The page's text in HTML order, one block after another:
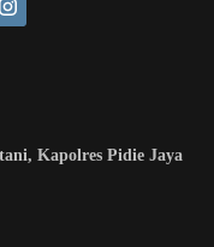
Kapolres Pidie Jaya